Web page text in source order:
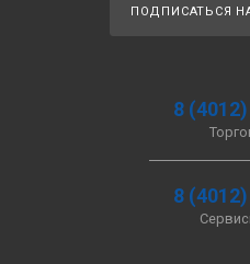
ПОДПИСАТЬСЯ
8
8